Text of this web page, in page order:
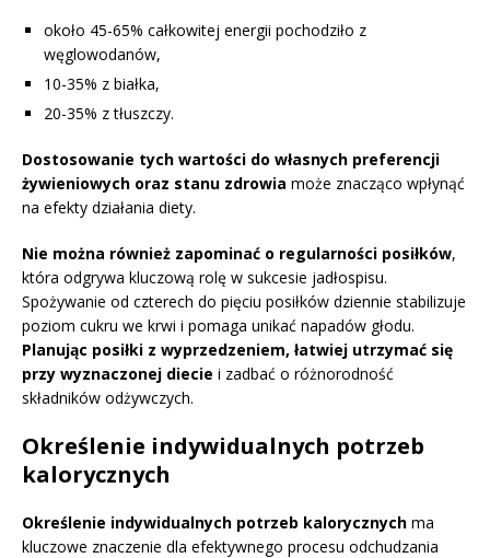
około 45-65% całkowitej energii pochodziło z
węglowodanów,
10-35% z białka,
20-35% z tłuszczy.
Dostosowanie tych wartości do własnych preferencji
żywieniowych oraz stanu zdrowia może znacząco wpłynąć
na efekty działania diety.
Nie można również zapominać o regularności posiłków,
która odgrywa kluczową rolę w sukcesie jadłospisu.
Spożywanie od czterech do pięciu posiłków dziennie stabilizuje
poziom cukru we krwi i pomaga unikać napadów głodu.
Planując posiłki z wyprzedzeniem, łatwiej utrzymać się
przy wyznaczonej diecie i zadbać o różnorodność
składników odżywczych.
Określenie indywidualnych potrzeb
kalorycznych
Określenie indywidualnych potrzeb kalorycznych ma
kluczowe znaczenie dla efektywnego procesu odchudzania